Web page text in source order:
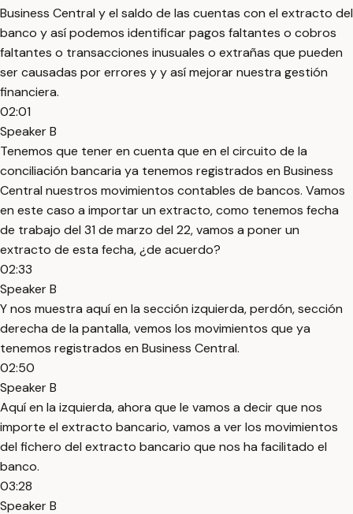
Business Central y el saldo de las cuentas con el extracto del
banco y así podemos identificar pagos faltantes o cobros
faltantes o transacciones inusuales o extrañas que pueden
ser causadas por errores y y así mejorar nuestra gestión
financiera.
02:01
Speaker B
Tenemos que tener en cuenta que en el circuito de la
conciliación bancaria ya tenemos registrados en Business
Central nuestros movimientos contables de bancos. Vamos
en este caso a importar un extracto, como tenemos fecha
de trabajo del 31 de marzo del 22, vamos a poner un
extracto de esta fecha, ¿de acuerdo?
02:33
Speaker B
Y nos muestra aquí en la sección izquierda, perdón, sección
derecha de la pantalla, vemos los movimientos que ya
tenemos registrados en Business Central.
02:50
Speaker B
Aquí en la izquierda, ahora que le vamos a decir que nos
importe el extracto bancario, vamos a ver los movimientos
del fichero del extracto bancario que nos ha facilitado el
banco.
03:28
Speaker B